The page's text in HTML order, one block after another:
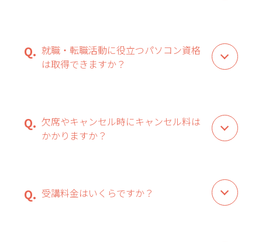
就職・転職活動に役立つパソコン資格
は取得できますか？
欠席やキャンセル時にキャンセル料は
かかりますか？
受講料金はいくらですか？